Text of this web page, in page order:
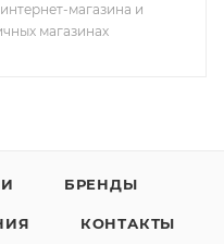
магазина и
магазинах
БРЕНДЫ
КОНТАКТЫ